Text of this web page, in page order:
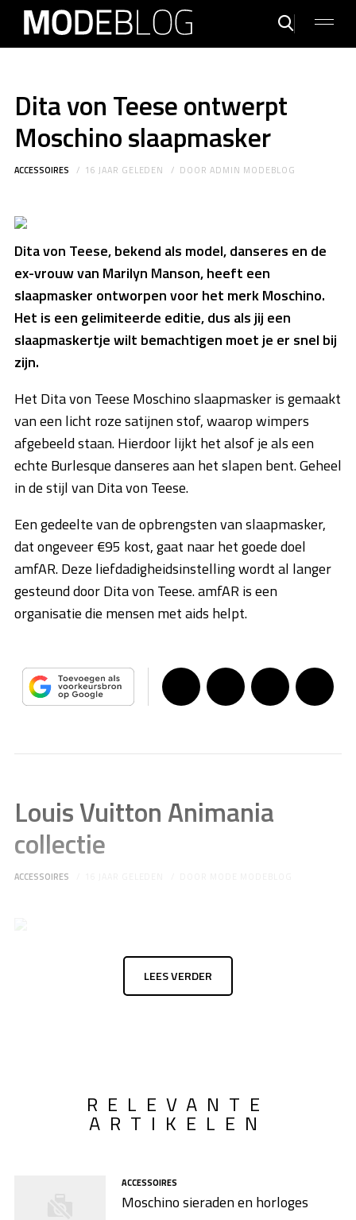
Dita von Teese ontwerpt
Moschino slaapmasker
ACCESSOIRES 16 JAAR GELEDEN DOORADMIN MODEBLOG
Dita von Teese, bekend als model, danseres en de
ex-vrouw van Marilyn Manson, heeft een
slaapmasker ontworpen voor het merk Moschino.
Het is een gelimiteerde editie, dus als jij een
slaapmaskertje wilt bemachtigen moet je er snel bij
zijn.
Het Dita von Teese Moschino slaapmasker is gemaakt
van een licht roze satijnen stof, waarop wimpers
afgebeeld staan. Hierdoor lijkt het alsof je als een
echte Burlesque danseres aan het slapen bent. Geheel
in de stijl van Dita von Teese.
Een gedeelte van de opbrengsten van slaapmasker,
dat ongeveer €95 kost, gaat naar het goede doel
amfAR. Deze liefdadigheidsinstelling wordt al langer
gesteund door Dita von Teese. amfAR is een
organisatie die mensen met aids helpt.
Louis Vuitton Animania
collectie
ACCESSOIRES
LEES VERDER
RELEVANTE
ARTIKELEN
ACCESSOIRES
Moschino sieraden en horloges